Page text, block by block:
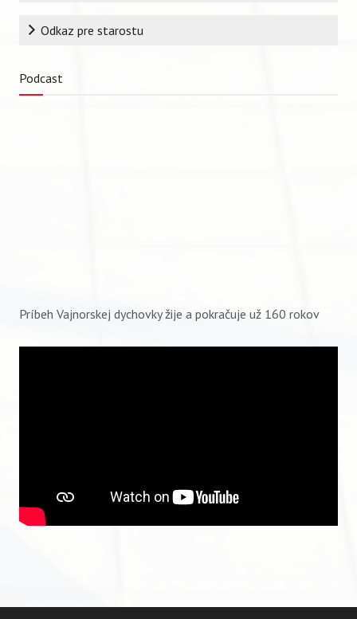
Odkaz pre starostu
Podcast
Príbeh Vajnorskej dychovky žije a pokračuje už 160 rokov